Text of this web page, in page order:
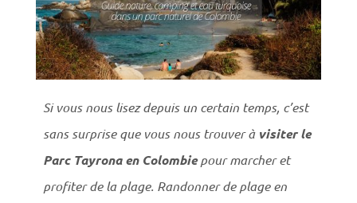
Si vous nous lisez depuis un certain temps, c’est
sans surprise que vous nous trouver àvisiter le
Parc Tayrona en Colombiepour marcher et
profiter de la plage. Randonner de plage en